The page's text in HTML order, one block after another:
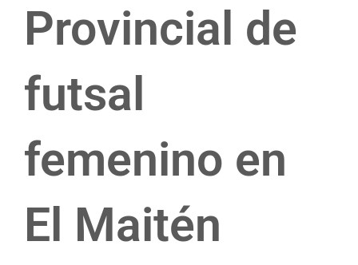
Provincial de
futsal
femenino en
El Maitén